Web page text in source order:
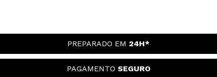
PREPARADO EM 24H*
PAGAMENTO SEGURO